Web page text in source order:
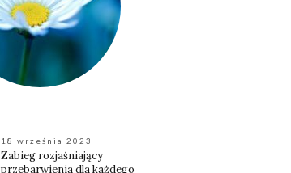
18 września 2023
Zabieg rozjaśniający
przebarwienia dla każdego